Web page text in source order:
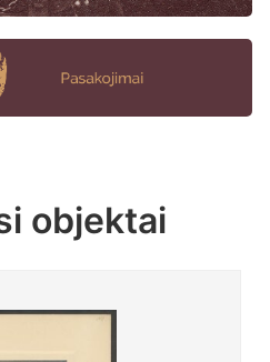
objektai